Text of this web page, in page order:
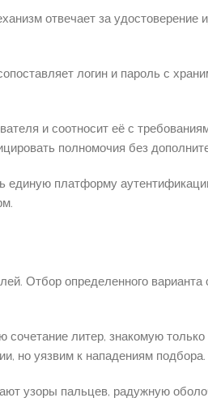
отвечает за удостоверение
логин и пароль с
и соотносит её с
полномочия без
единую платформу
Отбор определенного варианта
литер, знакомую
но уязвим к нападениям подбора.
узоры пальцев, радужную